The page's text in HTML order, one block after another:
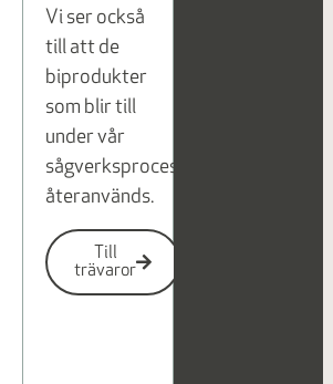
Vi ser också
till att de
biprodukter
som blir till
under vår
sågverksprocessen
återanvänds.
Till
trävaror